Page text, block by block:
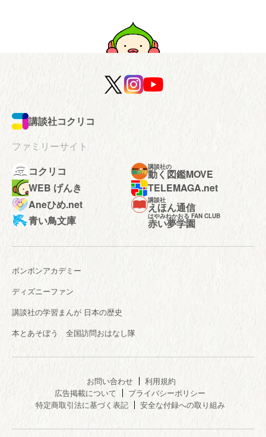
講談社コクリコ
ファミリーサイト
コクリコ
講談社の
動く図鑑MOVE
WEB げんき
TELEMAGA.net
Aneひめ.net
講談社
えほん通信
青い鳥文庫
はやみねかおる FAN CLUB
赤い夢学園
ボンボンアカデミー
ディズニーファン
講談社の学習まんが 日本の歴史
本とあそぼう 全国訪問おはなし隊
お問い合わせ
利用規約
広告掲載について
プライバシーポリシー
特定商取引法に基づく表記
安全な付録への取り組み